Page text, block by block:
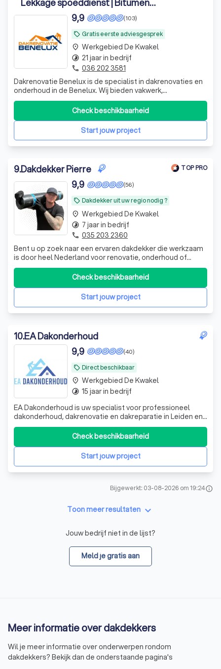
daken
local_offer Gratis eerste adviesgesprek
(103)
9,9
Dakrenovatie Benelux is de specialist in dakrenovaties en
onderhoud in de Benelux. Wij bieden vakwerk,
duurzaamheid en klantgerichte oplossingen. Uw dak, onze
zorg. Betrouwbaar, professioneel en snel!
Start jouw project
Check beschikbaarheid
place Werkgebied De Kwakel
timelapse 21 jaar in bedrijf
phone 036 202 3581
9.Dakdekker Pierre TOP PRO
local_offer Dakdekker uit uw regio nodig ?
(56)
9,9
Bent u op zoek naar een ervaren dakdekker die werkzaam
is door heel Nederland voor renovatie, onderhoud of
reparatie van uw dak en/of schoorsteen? Dakdekker Pierre
staat garant voor vakmanschap, kwaliteit en snelle service
bij alle werkzaamheden op het dak. Vraag vandaag nog
vrijblijvend een gratisStart jouw project
Check beschikbaarheid
place Werkgebied De Kwakel
timelapse 7 jaar in bedrijf
phone 035 203 2360
10.EA Dakonderhoud
local_offer Direct beschikbaar
(40)
9,9
EA Dakonderhoud is uw specialist voor professioneel
dakonderhoud, dakrenovatie en dakreparatie in Leiden en
de Randstad. Van pannendak tot plat dak, van dakgoot tot
schoorsteen - onze dakdekkers staan voor u klaar.
Start jouw project
Check beschikbaarheid
place Werkgebied De Kwakel
timelapse 15 jaar in bedrijf
Bijgewerkt: 03-08-2026 om 19:24info
Toon meer resultaten keyboard_arrow_down
Jouw bedrijf niet in de lijst?
Meld je gratis aan
Meer informatie over dakdekkers
Wil je meer informatie over onderwerpen rondom
dakdekkers? Bekijk dan de onderstaande pagina's